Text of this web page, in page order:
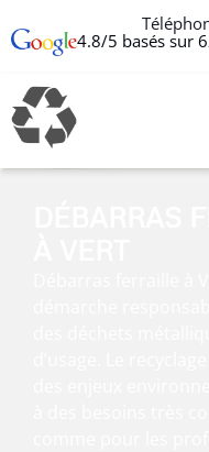
4.8/5 basés sur